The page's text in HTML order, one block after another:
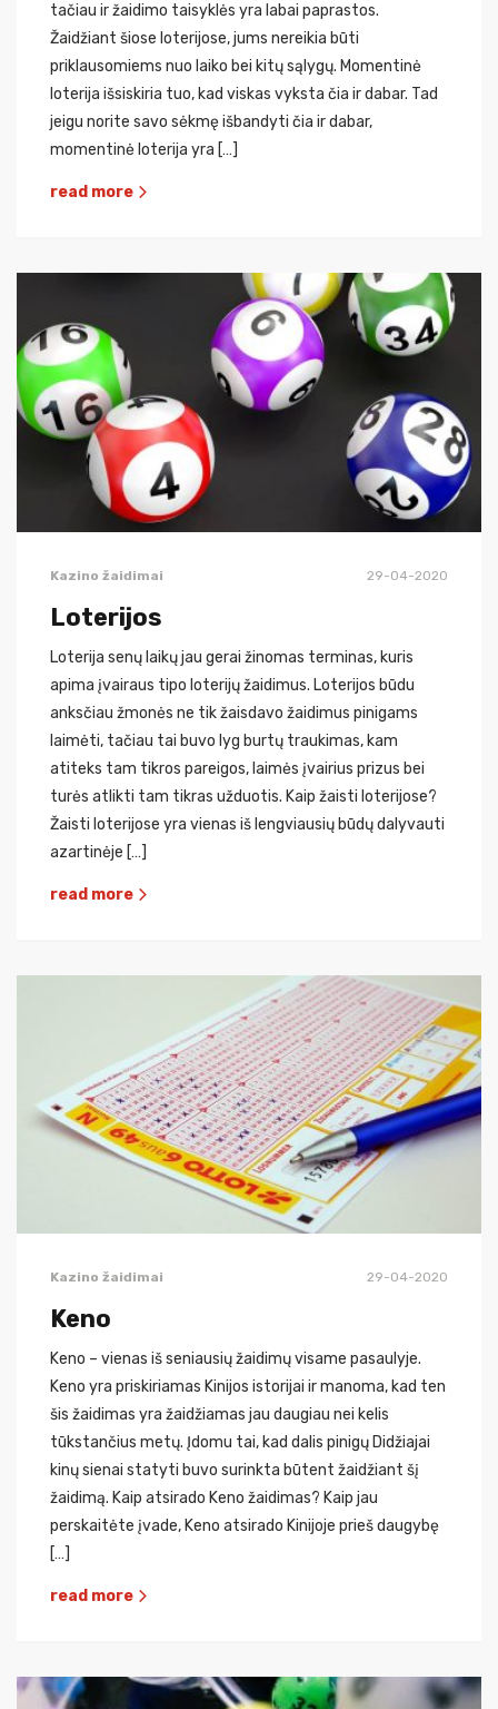
tačiau ir žaidimo taisyklės yra labai paprastos.
Žaidžiant šiose loterijose, jums nereikia būti
priklausomiems nuo laiko bei kitų sąlygų. Momentinė
loterija išsiskiria tuo, kad viskas vyksta čia ir dabar. Tad
jeigu norite savo sėkmę išbandyti čia ir dabar,
momentinė loterija yra […]
read more
Kazino žaidimai 29-04-2020
Loterijos
Loterija senų laikų jau gerai žinomas terminas, kuris
apima įvairaus tipo loterijų žaidimus. Loterijos būdu
anksčiau žmonės ne tik žaisdavo žaidimus pinigams
laimėti, tačiau tai buvo lyg burtų traukimas, kam
atiteks tam tikros pareigos, laimės įvairius prizus bei
turės atlikti tam tikras užduotis. Kaip žaisti loterijose?
Žaisti loterijose yra vienas iš lengviausių būdų dalyvauti
azartinėje […]
read more
Kazino žaidimai 29-04-2020
Keno
Keno – vienas iš seniausių žaidimų visame pasaulyje.
Keno yra priskiriamas Kinijos istorijai ir manoma, kad ten
šis žaidimas yra žaidžiamas jau daugiau nei kelis
tūkstančius metų. Įdomu tai, kad dalis pinigų Didžiajai
kinų sienai statyti buvo surinkta būtent žaidžiant šį
žaidimą. Kaip atsirado Keno žaidimas? Kaip jau
perskaitėte įvade, Keno atsirado Kinijoje prieš daugybę
[…]
read more